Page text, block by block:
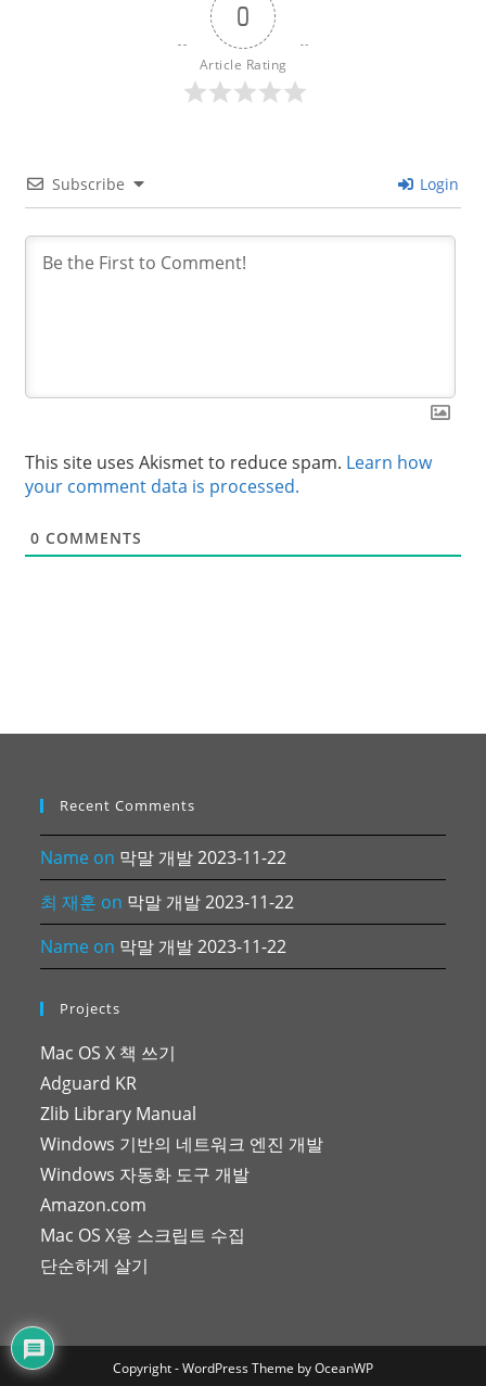
0
Article Rating
Subscribe Login
This site uses Akismet to reduce spam. Learn how
your comment data is processed.
0 COMMENTS
Recent Comments
Name on 막말 개발 2023-11-22
최 재훈 on 막말 개발 2023-11-22
Name on 막말 개발 2023-11-22
Projects
Mac OS X 책 쓰기
Adguard KR
Zlib Library Manual
Windows 기반의 네트워크 엔진 개발
Windows 자동화 도구 개발
Amazon.com
Mac OS X용 스크립트 수집
단순하게 살기
Copyright - WordPress Theme by OceanWP